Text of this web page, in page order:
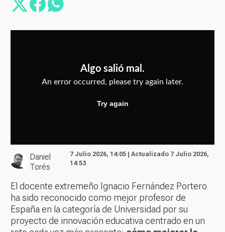
Daniel
Torés
7 Julio 2026, 14:05 | Actualizado 7 Julio 2026,
14:53
El docente extremeño Ignacio Fernández Portero
ha sido reconocido como mejor profesor de
España en la categoría de Universidad por su
proyecto de innovación educativa centrado en un